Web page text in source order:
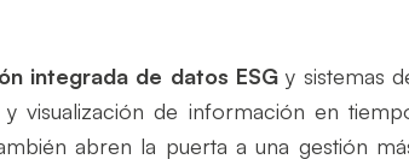
integrada de datos ESG y sistemas
visualización de información en
abren la puerta a una gestión